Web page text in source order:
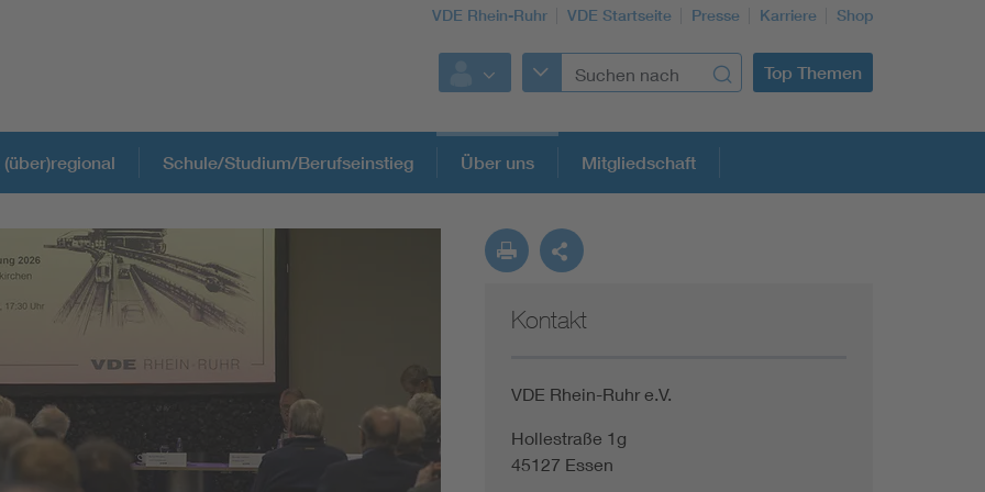
VDE Rhein-Ruhr VDE Startseite Presse Karriere Shop
Top Themen
Weitere Themen
Assisted Living
Electromobility
Energy efficiency
Building Services Engineering
Information and communications technology ICT
Education + profession
Schule/Studium/Berufseinstieg Über uns Mitgliedschaft
Kontakt
VDE Rhein-Ruhr e.V.
Hollestraße 1g
45127 Essen